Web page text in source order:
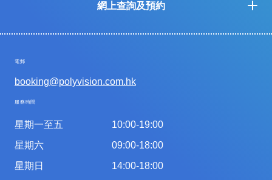
網上查詢及預約
電郵
booking@polyvision.com.hk
服務時間
星期一至五
星期六
星期日
10:00-19:00
09:00-18:00
14:00-18:00